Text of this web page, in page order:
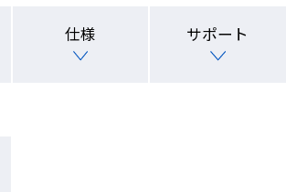
仕様 サポート